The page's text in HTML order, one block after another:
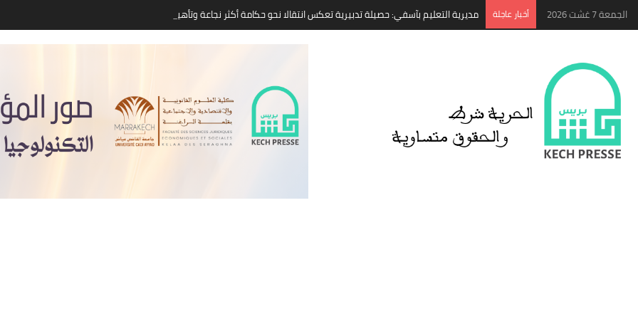
الجمعة 7 غشت 2026 ‏أخبار عاجلة مديرية التعليم بآسفي: حصيلة تدبيرية تعكس انتقالا نحو حكامة أكثر نجاعة وتأهيل العرض التربوي